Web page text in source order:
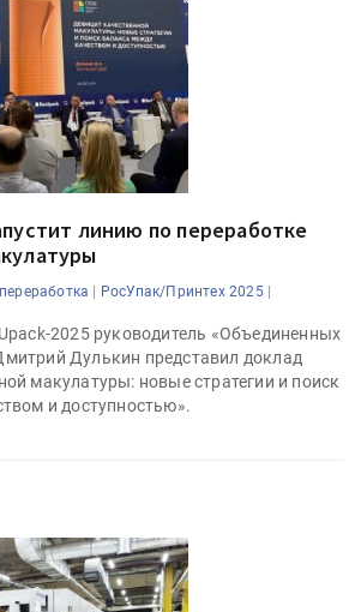
линию по переработке
| РосУпак/Принтех 2025|
2025 руководитель «Объединенных
Дулькин представил доклад
макулатуры: новые стратегии и поиск
и доступностью».